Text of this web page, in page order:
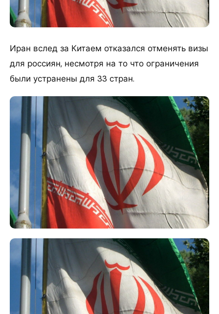
Иран вслед за Китаем отказался отменять визы
для россиян, несмотря на то что ограничения
были устранены для 33 стран.